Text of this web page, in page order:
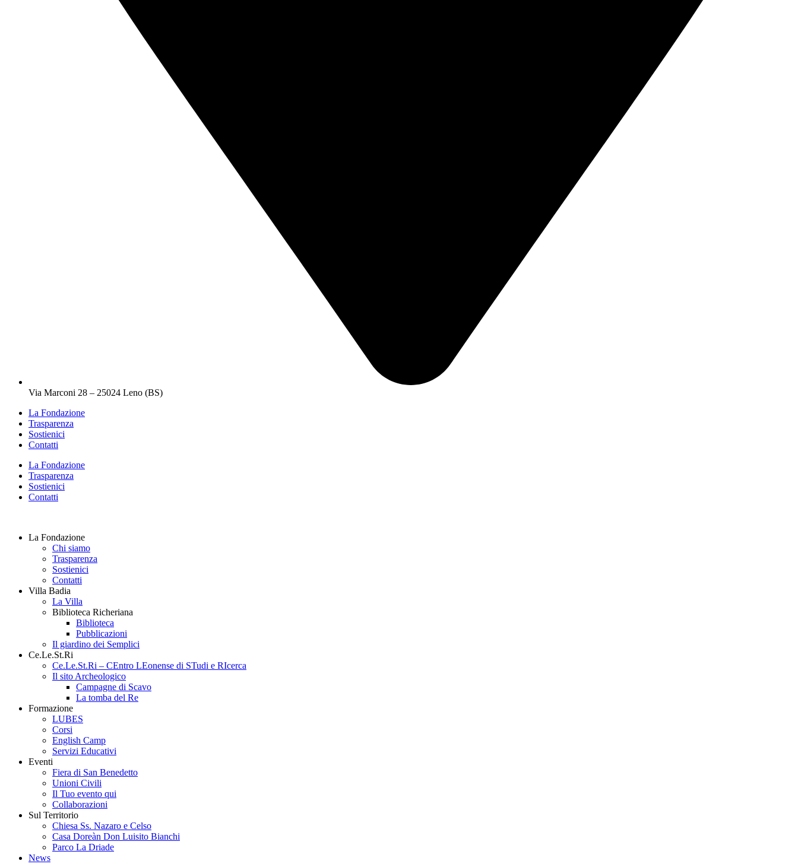
Via Marconi 28 – 25024 Leno (BS)
La Fondazione
Trasparenza
Sostienici
Contatti
La Fondazione
Trasparenza
Sostienici
Contatti
La Fondazione
Chi siamo
Trasparenza
Sostienici
Contatti
Villa Badia
La Villa
Biblioteca Richeriana
Biblioteca
Pubblicazioni
Il giardino dei Semplici
Ce.Le.St.Ri
Ce.Le.St.Ri – CEntro LEonense di STudi e RIcerca
Il sito Archeologico
Campagne di Scavo
La tomba del Re
Formazione
LUBES
Corsi
English Camp
Servizi Educativi
Eventi
Fiera di San Benedetto
Unioni Civili
Il Tuo evento qui
Collaborazioni
Sul Territorio
Chiesa Ss. Nazaro e Celso
Casa Doreàn Don Luisito Bianchi
Parco La Driade
News